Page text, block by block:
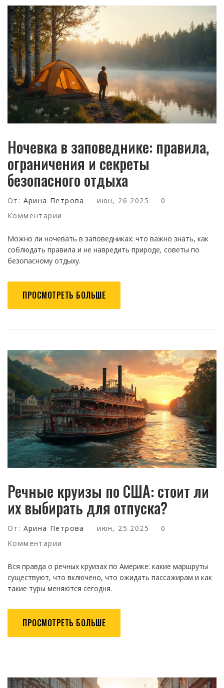
Ночевка в заповеднике: правила,
ограничения и секреты
безопасного отдыха
От: Арина Петрова июн, 26 2025
0
Комментарии
Можно ли ночевать в заповедниках: что важно знать, как
соблюдать правила и не навредить природе, советы по
безопасному отдыху.
ПРОСМОТРЕТЬ БОЛЬШЕ
Речные круизы по США: стоит ли
их выбирать для отпуска?
От: Арина Петрова июн, 25 2025
0
Комментарии
Вся правда о речных круизах по Америке: какие маршруты
существуют, что включено, что ожидать пассажирам и как
такие туры меняются сегодня.
ПРОСМОТРЕТЬ БОЛЬШЕ